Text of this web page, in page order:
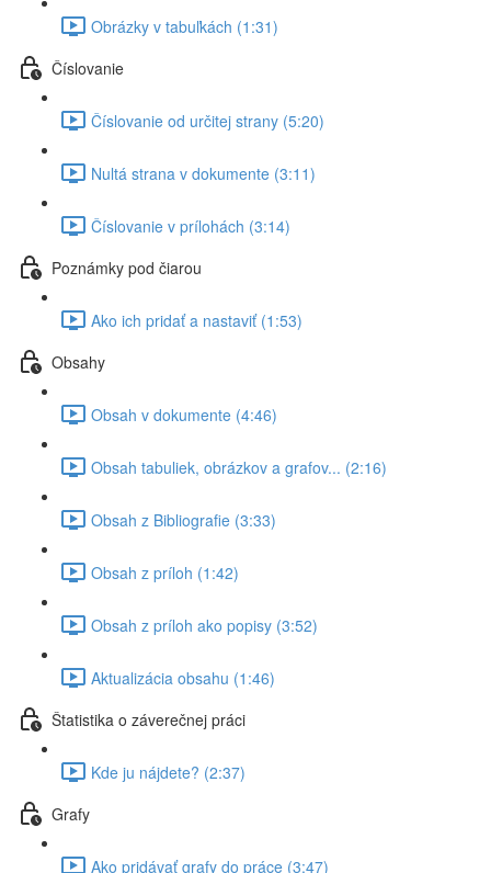
Obrázky v tabuľkách (1:31)
Číslovanie
Číslovanie od určitej strany (5:20)
Nultá strana v dokumente (3:11)
Číslovanie v prílohách (3:14)
Poznámky pod čiarou
Ako ich pridať a nastaviť (1:53)
Obsahy
Obsah v dokumente (4:46)
Obsah tabuliek, obrázkov a grafov... (2:16)
Obsah z Bibliografie (3:33)
Obsah z príloh (1:42)
Obsah z príloh ako popisy (3:52)
Aktualizácia obsahu (1:46)
Štatistika o záverečnej práci
Kde ju nájdete? (2:37)
Grafy
Ako pridávať grafy do práce (3:47)